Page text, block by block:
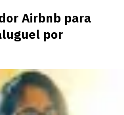
Airbnb para
por